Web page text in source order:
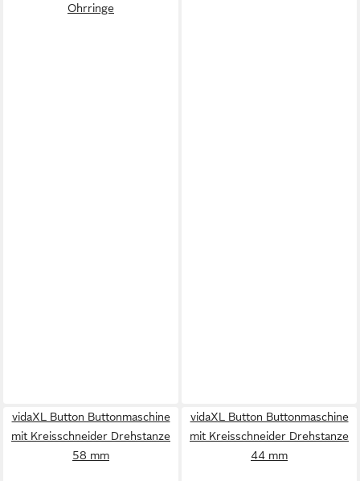
Ohrringe
vidaXL Button Buttonmaschine
mit Kreisschneider Drehstanze
58 mm
vidaXL Button Buttonmaschine
mit Kreisschneider Drehstanze
44 mm